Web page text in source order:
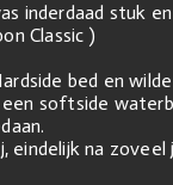
inderdaad stuk
Classic )
bed en
softside
eindelijk na